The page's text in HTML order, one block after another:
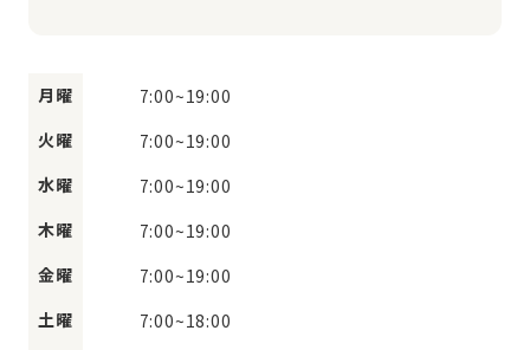
月曜 7:00~19:00
火曜
7:00~19:00
水曜
7:00~19:00
木曜
7:00~19:00
金曜
7:00~19:00
土曜
7:00~18:00